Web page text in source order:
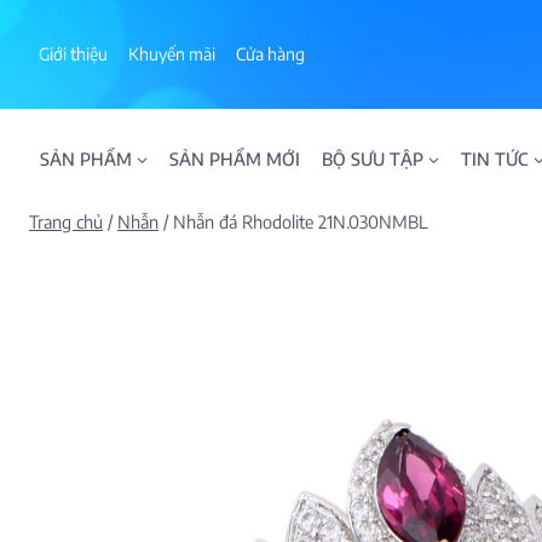
Giới thiệu Khuyến mãi Cửa hàng
SẢN PHẨM SẢN PHẨM MỚI BỘ SƯU TẬP
ALPHA AURA
BST BLOOM
BST NHẪN KIM
BST NHẪN NAM
BST SWEETIES
FAMILY
TIN TỨC
Trang chủ / Nhẫn / Nhẫn đá Rhodolite 21N.030NMBL